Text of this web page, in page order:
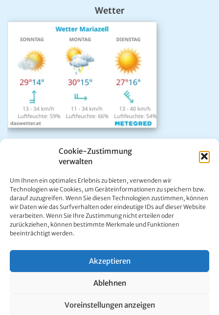
Cookie-Zustimmung
verwalten
Um Ihnen ein optimales Erlebnis zu bieten, verwenden wir
Technologien wie Cookies, um Geräteinformationen zu speichern bzw.
darauf zuzugreifen. Wenn Sie diesen Technologien zustimmen, können
wir Daten wie das Surfverhalten oder eindeutige IDs auf dieser Website
verarbeiten. Wenn Sie Ihre Zustimmung nicht erteilen oder
zurückziehen, können bestimmte Merkmale und Funktionen
beeinträchtigt werden.
Akzeptieren
Ablehnen
Voreinstellungen anzeigen
Wetter
Unwetter Warnzentrale
Satellitenbild GeoSphere
ÖAMTC Verkehrsservice
Kontakt:Ing. Werner Girrer | Wiener Straße 64 | A-8630 Mariazell |
E-Mail:office@mariazell.at
Mariazell Online © 1997 - 2026. Alle Rechte vorbehalten.